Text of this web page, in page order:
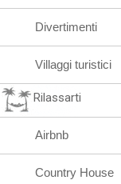
Divertimenti
Villaggi turistici
Rilassarti
Airbnb
Country House